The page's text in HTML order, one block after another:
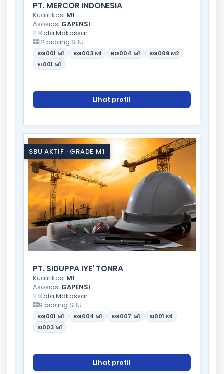
PT. MERCOR INDONESIA
Kualifikasi:M1
Asosiasi:GAPENSI
Kota Makassar
12 bidang SBU
BG001 M1 BG003 M1 BG004 M1 BG009 M2
EL001 M1
Lihat profil
SBU AKTIF · GRADE M1
PT. SIDUPPA IYE' TONRA
Kualifikasi:M1
Asosiasi:GAPENSI
Kota Makassar
9 bidang SBU
BG001 M1 BG004 M1 BG007 M1 SI001 M1
SI003 M1
Lihat profil